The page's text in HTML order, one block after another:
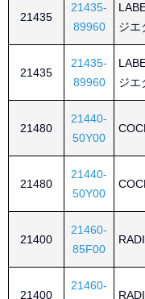
21435
21435-
89960
ジエ
21435
21435-
89960
ジエ
21480
21440-
50Y00
21480
21440-
50Y00
21400
21460-
85F00
21400
21460-